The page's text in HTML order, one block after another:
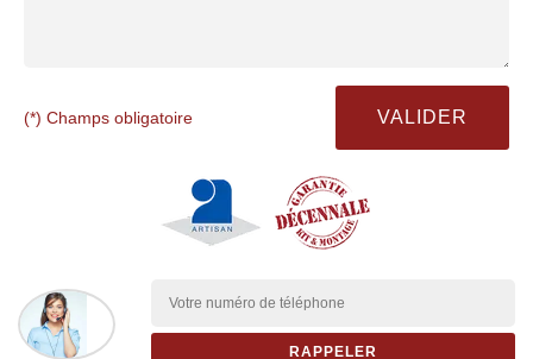
(*) Champs obligatoire